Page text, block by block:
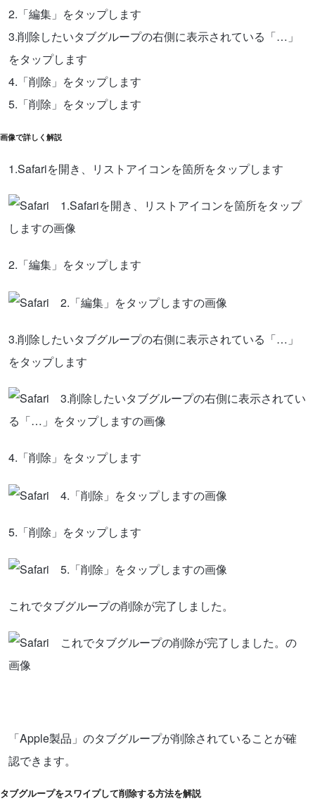
2.「編集」をタップします
3.削除したいタブグループの右側に表示されている「…」
をタップします
4.「削除」をタップします
5.「削除」をタップします
画像で詳しく解説
1.Safariを開き、リストアイコンを箇所をタップします
2.「編集」をタップします
3.削除したいタブグループの右側に表示されている「…」
をタップします
4.「削除」をタップします
5.「削除」をタップします
これでタブグループの削除が完了しました。
「Apple製品」のタブグループが削除されていることが確
認できます。
タブグループをスワイプして削除する方法を解説